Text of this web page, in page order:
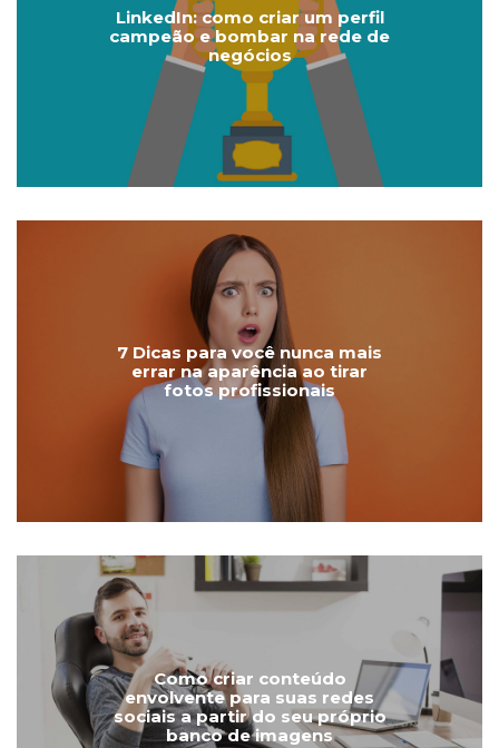
LinkedIn: como criar um perfil
campeão e bombar na rede de
negócios
7 Dicas para você nunca mais
errar na aparência ao tirar
fotos profissionais
Como criar conteúdo
envolvente para suas redes
sociais a partir do seu próprio
banco de imagens